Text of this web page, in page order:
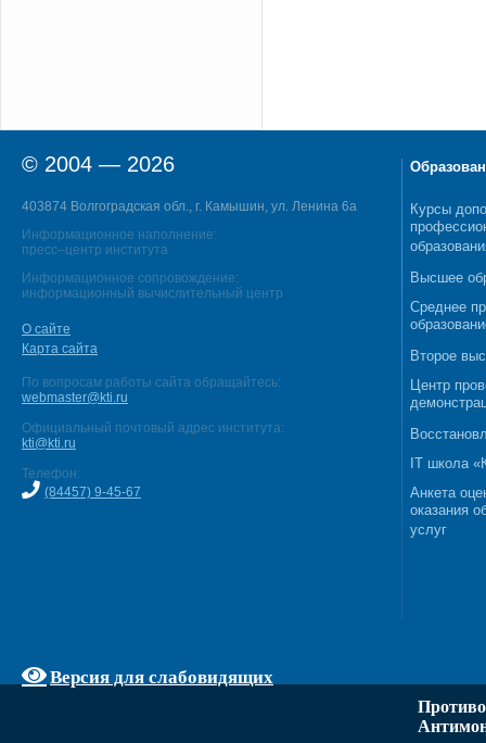
© 2004 — 2026
403874 Волгоградская обл., г. Камышин, ул. Ленина 6а
Информационное наполнение:
пресс–центр института
Информационное сопровождение:
информационный вычислительный центр
О сайте
Карта сайта
По вопросам работы сайта обращайтесь:
webmaster@kti.ru
Официальный почтовый адрес института:
kti@kti.ru
Телефон:
(84457) 9-45-67
Версия для слабовидящих
Курсы
Высшее
Среднее
Второе
Центр
IT школа
Анкета
оказания
услуг